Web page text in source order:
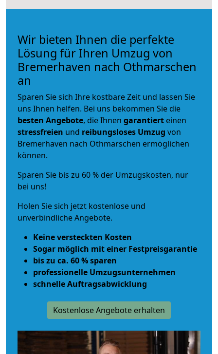
Wir bieten Ihnen die perfekte
Lösung für Ihren Umzug von
Bremerhaven nach Othmarschen
an
Sparen Sie sich Ihre kostbare Zeit und lassen Sie
uns Ihnen helfen. Bei uns bekommen Sie die
besten Angebote, die Ihnen garantiert einen
stressfreien und reibungsloses Umzug von
Bremerhaven nach Othmarschen ermöglichen
können.
Sparen Sie bis zu 60 % der Umzugskosten, nur
bei uns!
Holen Sie sich jetzt kostenlose und
unverbindliche Angebote.
Keine versteckten Kosten
Sogar möglich mit einer Festpreisgarantie
bis zu ca. 60 % sparen
professionelle Umzugsunternehmen
schnelle Auftragsabwicklung
Kostenlose Angebote erhalten